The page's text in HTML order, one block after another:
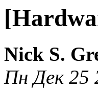
Nick S.
Пн Дек 25